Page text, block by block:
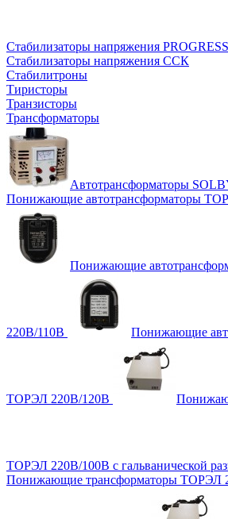
Стабилизаторы напряжения PROGRESS
Стабилизаторы напряжения ССК
Стабилитроны
Тиристоры
Транзисторы
Трансформаторы
Автотрансформаторы
Понижающие автотрансформаторы
Понижающие
220В/110В Понижающие
ТОРЭЛ 220В/120В
ТОРЭЛ 220В/100В с гальванической
Понижающие трансформаторы ТОРЭЛ